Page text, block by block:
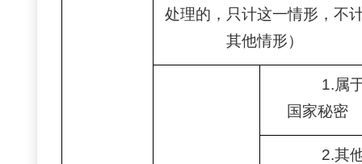
处理的，只计这一情形，不
其他情形）
1.属
国家秘密
2.其